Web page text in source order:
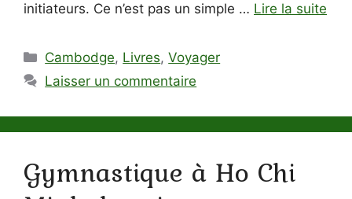
initiateurs. Ce n’est pas un simple … Lire la suite
Catégories
Cambodge, Livres,Voyager
Laisser un commentaire
Gymnastique à Ho Chi